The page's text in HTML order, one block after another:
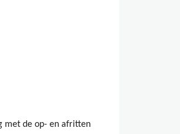
met de op- en afritten